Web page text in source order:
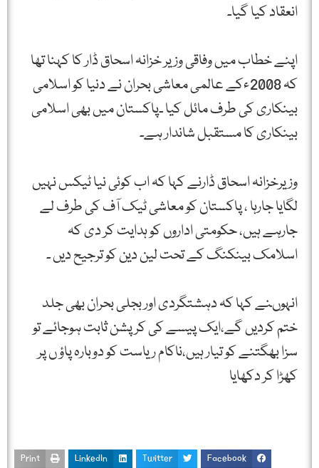
انعقاد کیا گیا۔
اپنے خطاب میں وفاقی وزیر خزانہ اسحاق ڈار کا کہنا تھا
کہ 2008ءکے عالمی معاشی بحران نے دنیا کو اسلامی
بینکاری کی طرف مائل کیا ۔پاکستان میں بھی اسلامی
بینکاری کا مستقبل شاندار ہے۔
وزیرخزانہ اسحاق ڈارنے کہا کہ اب کوئی نیا ٹیکس نہیں
لگایا جارہا ، پاکستان کو معاشی ٹیک آف کی طرف لے
جارہے ہیں، حکومتی اداروں کو ہدایت کر دی کہ
اسلامک بینکنگ کے تحت لین دین کو ترجیح دیں ۔
انہوںنے کہا کہ دہشتگردی اور بجلی بحران بھی جلد
ختم کردیں گے،ایک پیسے کی کرپشن ثابت ہوجائے تو
سزا بھگتنے کو تیار ہیں،ناکام ریاست کو دوبارہ پاؤ ں پر
کھڑا کر دکھایا
Facebook
Twitter
LinkedIn
Print